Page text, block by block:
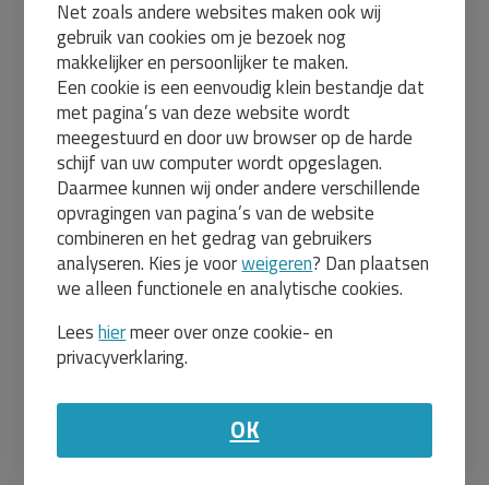
Net zoals andere websites maken ook wij
gebruik van cookies om je bezoek nog
makkelijker en persoonlijker te maken.
Een cookie is een eenvoudig klein bestandje dat
met pagina’s van deze website wordt
meegestuurd en door uw browser op de harde
schijf van uw computer wordt opgeslagen.
Daarmee kunnen wij onder andere verschillende
opvragingen van pagina’s van de website
combineren en het gedrag van gebruikers
analyseren. Kies je voorweigeren? Dan plaatsen
we alleen functionele en analytische cookies.
Leeshiermeer over onze cookie- en
privacyverklaring.
OK
0.00
57
Zwart
Zwart
Zwart
0.00
58
Grijs
Grijs
Grijs
Prijs:
Aantal: